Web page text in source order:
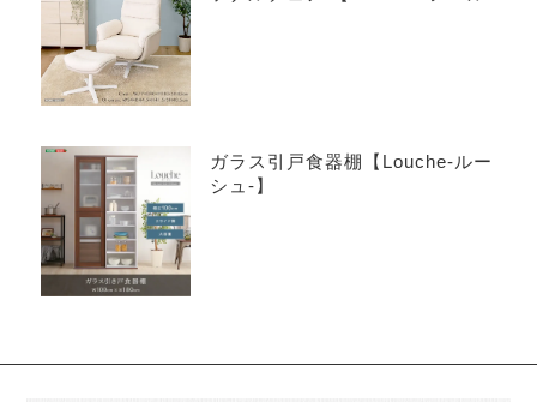
ガラス引戸食器棚【Louche-ルー
シュ-】